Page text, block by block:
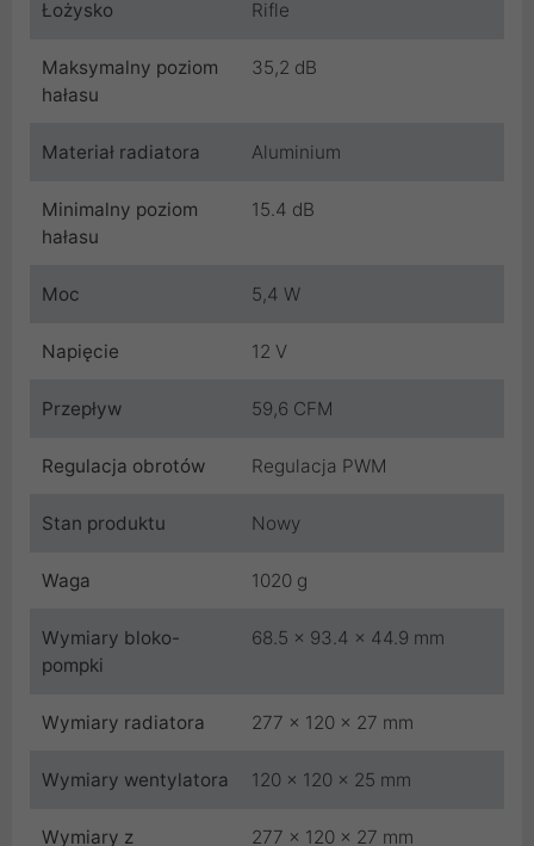
Łożysko Rifle
Maksymalny poziom
hałasu
35,2 dB
Materiał radiatora Aluminium
Minimalny poziom
hałasu
15.4 dB
Moc 5,4 W
Napięcie 12 V
Przepływ 59,6 CFM
Regulacja obrotów Regulacja PWM
Stan produktu Nowy
Waga 1020 g
Wymiary bloko-
pompki
68.5 x 93.4 x 44.9 mm
Wymiary radiatora 277 x 120 x 27 mm
Wymiary wentylatora 120 x 120 x 25 mm
Wymiary z 277 x 120 x 27 mm